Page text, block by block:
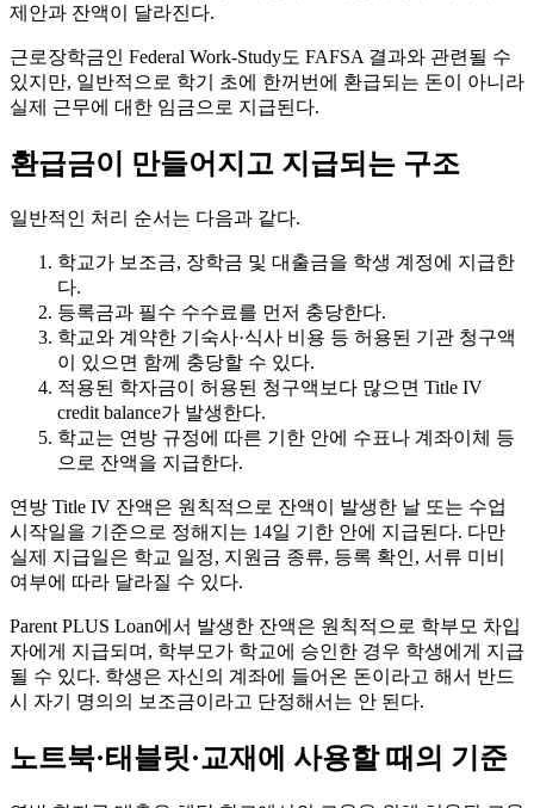
제안과 잔액이 달라진다.
근로장학금인 Federal Work-Study도 FAFSA 결과와 관련될 수
있지만, 일반적으로 학기 초에 한꺼번에 환급되는 돈이 아니라
실제 근무에 대한 임금으로 지급된다.
환급금이 만들어지고 지급되는 구조
일반적인 처리 순서는 다음과 같다.
학교가 보조금, 장학금 및 대출금을 학생 계정에 지급한
다.
등록금과 필수 수수료를 먼저 충당한다.
학교와 계약한 기숙사·식사 비용 등 허용된 기관 청구액
이 있으면 함께 충당할 수 있다.
적용된 학자금이 허용된 청구액보다 많으면 Title IV
credit balance가 발생한다.
학교는 연방 규정에 따른 기한 안에 수표나 계좌이체 등
으로 잔액을 지급한다.
연방 Title IV 잔액은 원칙적으로 잔액이 발생한 날 또는 수업
시작일을 기준으로 정해지는 14일 기한 안에 지급된다. 다만
실제 지급일은 학교 일정, 지원금 종류, 등록 확인, 서류 미비
여부에 따라 달라질 수 있다.
Parent PLUS Loan에서 발생한 잔액은 원칙적으로 학부모 차입
자에게 지급되며, 학부모가 학교에 승인한 경우 학생에게 지급
될 수 있다. 학생은 자신의 계좌에 들어온 돈이라고 해서 반드
시 자기 명의의 보조금이라고 단정해서는 안 된다.
노트북·태블릿·교재에 사용할 때의 기준